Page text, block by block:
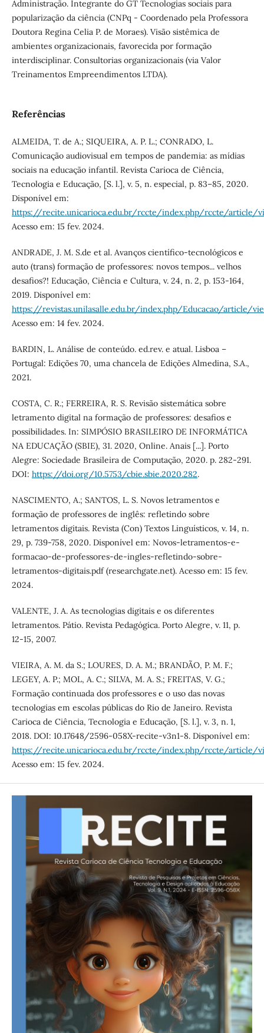
Administração. Integrante do GT Tecnologias sociais para
popularização da ciência (CNPq - Coordenado pela Professora
Doutora Regina Celia P. de Moraes). Visão sistêmica de
ambientes organizacionais, favorecida por formação
interdisciplinar. Consultorias organizacionais (via Valor
Treinamentos Empreendimentos LTDA).
Referências
ALMEIDA, T. de A.; SIQUEIRA, A. P. L.; CONRADO, L.
Comunicação audiovisual em tempos de pandemia: as mídias
sociais na educação infantil. Revista Carioca de Ciência,
Tecnologia e Educação, [S. l.], v. 5, n. especial, p. 83–85, 2020.
Disponível em:
https://recite.unicarioca.edu.br/rccte/index.php/rccte/article/
Acesso em: 15 fev. 2024.
ANDRADE, J. M. S.de et al. Avanços científico-tecnológicos e
auto (trans) formação de professores: novos tempos... velhos
desafios?! Educação, Ciência e Cultura, v. 24, n. 2, p. 153-164,
2019. Disponível em:
https://revistas.unilasalle.edu.br/index.php/Educacao/article/
Acesso em: 14 fev. 2024.
BARDIN, L. Análise de conteúdo. ed.rev. e atual. Lisboa –
Portugal: Edições 70, uma chancela de Edições Almedina, S.A.,
2021.
COSTA, C. R.; FERREIRA, R. S. Revisão sistemática sobre
letramento digital na formação de professores: desafios e
possibilidades. In: SIMPÓSIO BRASILEIRO DE INFORMÁTICA
NA EDUCAÇÃO (SBIE), 31. 2020, Online. Anais [...]. Porto
Alegre: Sociedade Brasileira de Computação, 2020. p. 282-291.
DOI: https://doi.org/10.5753/cbie.sbie.2020.282.
NASCIMENTO, A.; SANTOS, L. S. Novos letramentos e
formação de professores de inglês: refletindo sobre
letramentos digitais. Revista (Con) Textos Linguísticos, v. 14, n.
29, p. 739-758, 2020. Disponível em: Novos-letramentos-e-
formacao-de-professores-de-ingles-refletindo-sobre-
letramentos-digitais.pdf (researchgate.net). Acesso em: 15 fev.
2024.
VALENTE, J. A. As tecnologias digitais e os diferentes
letramentos. Pátio. Revista Pedagógica. Porto Alegre, v. 11, p.
12-15, 2007.
VIEIRA, A. M. da S.; LOURES, D. A. M.; BRANDÃO, P. M. F.;
LEGEY, A. P.; MOL, A. C.; SILVA, M. A. S.; FREITAS, V. G.;
Formação continuada dos professores e o uso das novas
tecnologias em escolas públicas do Rio de Janeiro. Revista
Carioca de Ciência, Tecnologia e Educação, [S. l.], v. 3, n. 1,
2018. DOI: 10.17648/2596-058X-recite-v3n1-8. Disponível em:
https://recite.unicarioca.edu.br/rccte/index.php/rccte/article/
Acesso em: 15 fev. 2024.